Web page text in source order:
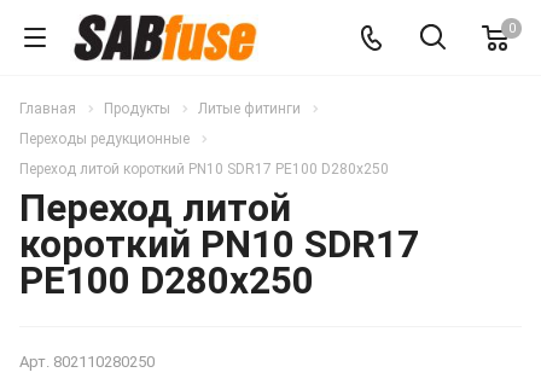
0
Главная Продукты
Литые фитинги
Переходы редукционные
Переход литой короткий PN10 SDR17 PE100 D280x250
Переход литой
короткий PN10 SDR17
PE100 D280x250
Арт. 802110280250